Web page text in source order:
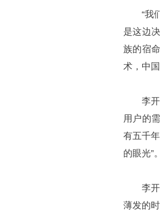
“我
是这边
族的宿
术，中
李
用户的
有五千
的眼光”。
李
薄发的